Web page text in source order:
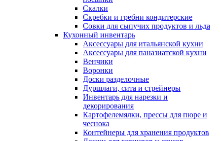
Скалки
Скребки и гребни кондитерские
Совки для сыпучих продуктов и льда
Кухонный инвентарь
Аксессуары для итальянской кухни
Аксессуары для паназиатской кухни
Венчики
Воронки
Доски разделочные
Дуршлаги, сита и стрейнеры
Инвентарь для нарезки и
декорирования
Картофелемялки, прессы для пюре и
чеснока
Контейнеры для хранения продуктов